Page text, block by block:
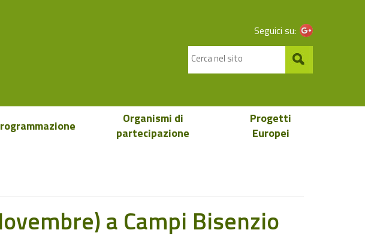
Seguici su:
Organismi di
partecipazione
Progetti
Europei
a Campi Bisenzio